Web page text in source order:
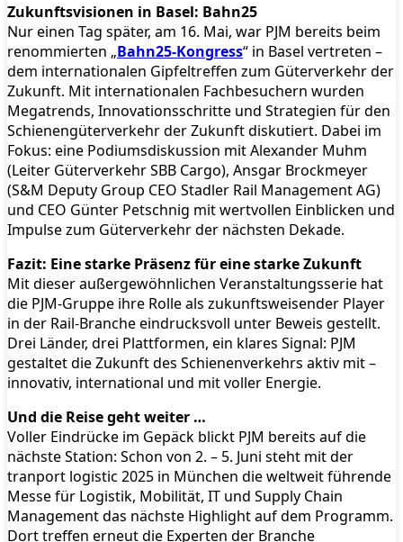
Zukunftsvisionen in Basel: Bahn25
Nur einen Tag später, am 16. Mai, war PJM bereits beim
renommierten „Bahn25-Kongress“ in Basel vertreten –
dem internationalen Gipfeltreffen zum Güterverkehr der
Zukunft. Mit internationalen Fachbesuchern wurden
Megatrends, Innovationsschritte und Strategien für den
Schienengüterverkehr der Zukunft diskutiert. Dabei im
Fokus: eine Podiumsdiskussion mit Alexander Muhm
(Leiter Güterverkehr SBB Cargo), Ansgar Brockmeyer
(S&M Deputy Group CEO Stadler Rail Management AG)
und CEO Günter Petschnig mit wertvollen Einblicken und
Impulse zum Güterverkehr der nächsten Dekade.
Fazit: Eine starke Präsenz für eine starke Zukunft
Mit dieser außergewöhnlichen Veranstaltungsserie hat
die PJM-Gruppe ihre Rolle als zukunftsweisender Player
in der Rail-Branche eindrucksvoll unter Beweis gestellt.
Drei Länder, drei Plattformen, ein klares Signal: PJM
gestaltet die Zukunft des Schienenverkehrs aktiv mit –
innovativ, international und mit voller Energie.
Und die Reise geht weiter …
Voller Eindrücke im Gepäck blickt PJM bereits auf die
nächste Station: Schon von 2. – 5. Juni steht mit der
tranport logistic 2025 in München die weltweit führende
Messe für Logistik, Mobilität, IT und Supply Chain
Management das nächste Highlight auf dem Programm.
Dort treffen erneut die Experten der Branche